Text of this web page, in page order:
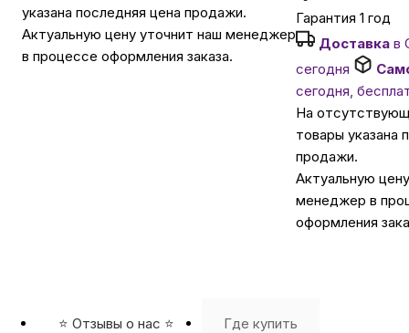
Подарочные сертификаты
указана последняя цена продажи.
Актуальную цену уточнит наш менеджер
в процессе оформления заказа.
Гарантия 1 год
Доставка в
сегодня
сегодня,
На
товары указана
продажи.
Актуальную
менеджер в
оформления
⭐️ Отзывы о нас ⭐️ Где купить